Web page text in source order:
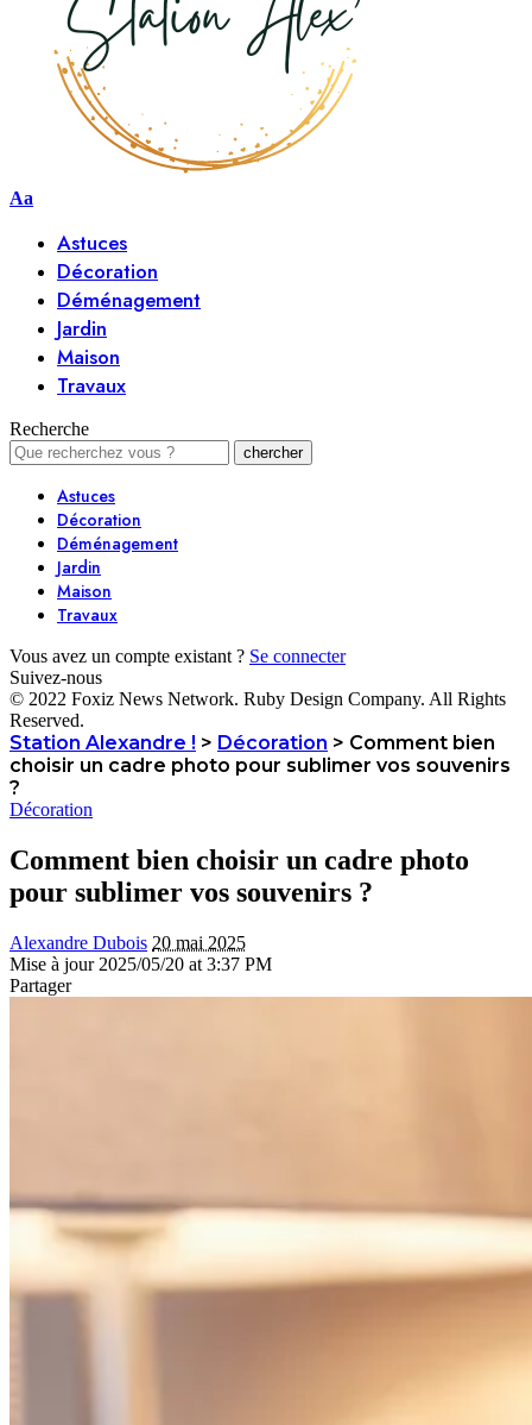
Aa
Astuces
Décoration
Déménagement
Jardin
Maison
Travaux
Recherche
Astuces
Décoration
Déménagement
Jardin
Maison
Travaux
Vous avez un compte existant ? Se connecter
Suivez-nous
© 2022 Foxiz News Network. Ruby Design Company. All Rights
Reserved.
Station Alexandre ! > Décoration > Comment bien
choisir un cadre photo pour sublimer vos souvenirs
?
Décoration
Comment bien choisir un cadre photo
pour sublimer vos souvenirs ?
Alexandre Dubois 20 mai 2025
Mise à jour 2025/05/20 at 3:37 PM
Partager